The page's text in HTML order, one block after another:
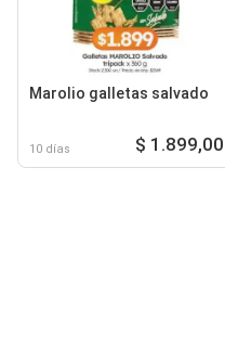
Marolio galletas salvado
10 días $ 1.899,00